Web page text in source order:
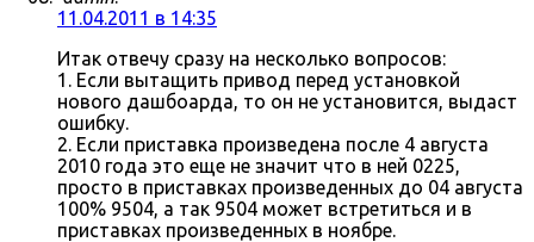
11.04.2011 в 14:35
Итак отвечу сразу на несколько вопросов:
1. Если вытащить привод перед установкой
нового дашбоарда, то он не установится, выдаст
ошибку.
2. Если приставка произведена после 4 августа
2010 года это еще не значит что в ней 0225,
просто в приставках произведенных до 04 августа
100% 9504, а так 9504 может встретиться и в
приставках произведенных в ноябре.